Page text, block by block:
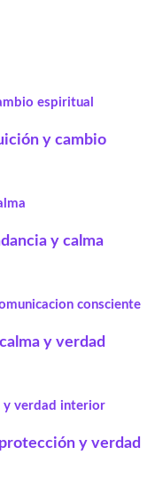
y cambio
y calma
y verdad
y verdad